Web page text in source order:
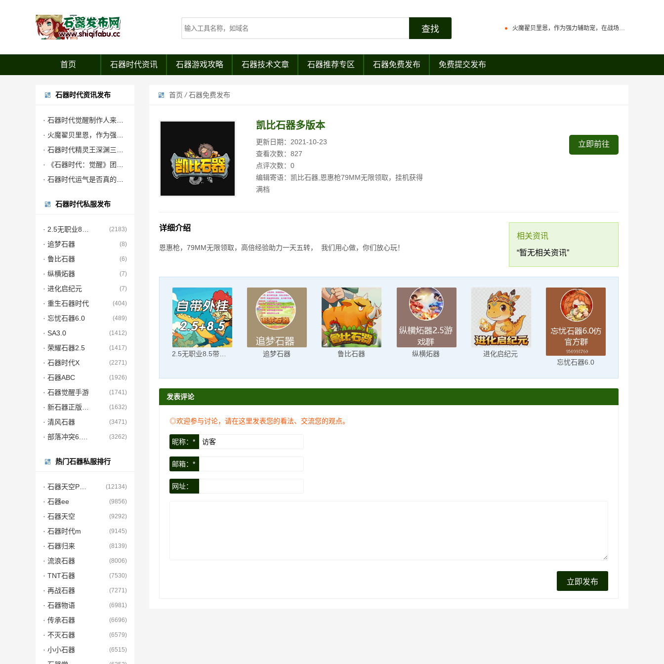
火魔翟贝里恩，作为强力辅助宠，在战场中可为战宠提供大量攻击力加成
百战石器私服新区开放众多活动开启
首页 石器时代资讯 石器游戏攻略 石器技术文章 石器推荐专区 石器免费发布 免费提交发布
首页 / 石器免费发布
凯比石器多版本
更新日期：2021-10-23
查看次数：827
点评次数：0
编辑寄语：凯比石器,恩惠枪79MM无限领取，挂机获得
满档
立即前往
详细介绍
恩惠枪，79MM无限领取，高倍经验助力一天五转， 我们用心做，你们放心玩！
相关资讯
“暂无相关资讯”
追梦石器 鲁比石器 纵横炻器
进化启纪元
忘忧石器6.0
发表评论
◎欢迎参与讨论，请在这里发表您的看法、交流您的观点。
昵称：*
邮箱：*
网址：
石器时代资讯发布
石器时代私服发布
(2183)
· 追梦石器 (8)
· 鲁比石器 (6)
· 纵横炻器 (7)
· 进化启纪元 (7)
· 重生石器时代 (404)
· 忘忧石器6.0 (489)
· SA3.0 (1412)
· 荣耀石器2.5 (1417)
· 石器时代X (2271)
· 石器ABC (1926)
· 石器觉醒手游 (1741)
(1632)
· 清风石器 (3471)
(3262)
热门石器私服排行
(12134)
· 石器ee (9856)
· 石器天空 (9292)
· 石器时代m (9145)
· 石器归来 (8139)
· 流浪石器 (8006)
· TNT石器 (7530)
· 再战石器 (7271)
· 石器物语 (6981)
· 传承石器 (6696)
· 不灭石器 (6579)
· 小小石器 (6515)